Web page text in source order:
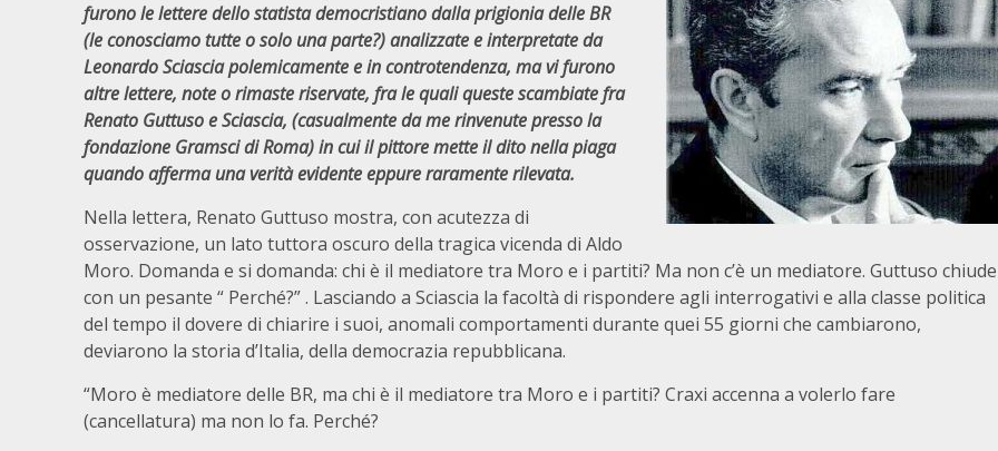
furono le lettere dello statista democristiano dalla prigionia delle BR
(le conosciamo tutte o solo una parte?) analizzate e interpretate da
Leonardo Sciascia polemicamente e in controtendenza, ma vi furono
altre lettere, note o rimaste riservate, fra le quali queste scambiate fra
Renato Guttuso e Sciascia, (casualmente da me rinvenute presso la
fondazione Gramsci di Roma) in cui il pittore mette il dito nella piaga
quando afferma una verità evidente eppure raramente rilevata.
Nella lettera, Renato Guttuso mostra, con acutezza di
osservazione, un lato tuttora oscuro della tragica vicenda di Aldo
Moro. Domanda e si domanda: chi è il mediatore tra Moro e i partiti? Ma non c’è un mediatore. Guttuso chiude
con un pesante “ Perché?” . Lasciando a Sciascia la facoltà di rispondere agli interrogativi e alla classe politica
del tempo il dovere di chiarire i suoi, anomali comportamenti durante quei 55 giorni che cambiarono,
deviarono la storia d’Italia, della democrazia repubblicana.
“Moro è mediatore delle BR, ma chi è il mediatore tra Moro e i partiti? Craxi accenna a volerlo fare
(cancellatura) ma non lo fa. Perché?